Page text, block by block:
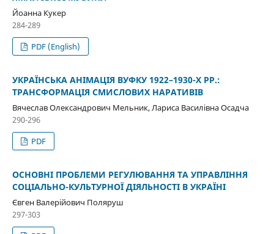
Йоанна Кукер
284-289
PDF (English)
УКРАЇНСЬКА АНІМАЦІЯ ВУФКУ 1922–1930-Х РР.:
ТРАНСФОРМАЦІЯ СМИСЛОВИХ НАРАТИВІВ
Вячеслав Олександрович Мельник, Лариса Василівна Осадча
290-296
PDF
ОСНОВНІ ПРОБЛЕМИ РЕГУЛЮВАННЯ ТА УПРАВЛІННЯ
СОЦІАЛЬНО-КУЛЬТУРНОЇ ДІЯЛЬНОСТІ В УКРАЇНІ
Євген Валерійович Поляруш
297-303